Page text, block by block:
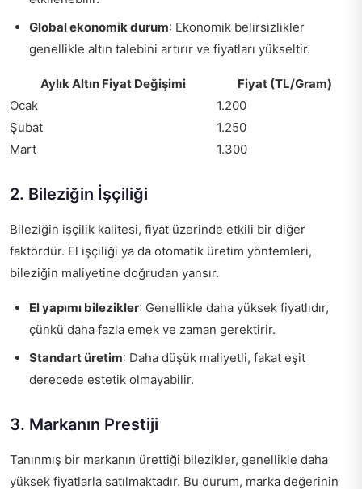
Global ekonomik durum: Ekonomik belirsizlikler
genellikle altın talebini artırır ve fiyatları yükseltir.
Aylık Altın Fiyat Değişimi
Fiyat (TL/Gram)
Ocak
1.200
Şubat
1.250
Mart
1.300
2. Bileziğin İşçiliği
Bileziğin işçilik kalitesi, fiyat üzerinde etkili bir diğer
faktördür. El işçiliği ya da otomatik üretim yöntemleri,
bileziğin maliyetine doğrudan yansır.
El yapımı bilezikler: Genellikle daha yüksek fiyatlıdır,
çünkü daha fazla emek ve zaman gerektirir.
Standart üretim: Daha düşük maliyetli, fakat eşit
derecede estetik olmayabilir.
3. Markanın Prestiji
Tanınmış bir markanın ürettiği bilezikler, genellikle daha
yüksek fiyatlarla satılmaktadır. Bu durum, marka değerinin